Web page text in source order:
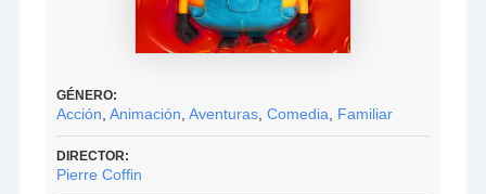
GÉNERO:
Acción ,Animación ,Aventuras ,Comedia Familiar
DIRECTOR:
Pierre Coffin